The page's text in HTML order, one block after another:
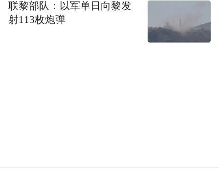
联黎部队：以军单日向黎发
射113枚炮弹